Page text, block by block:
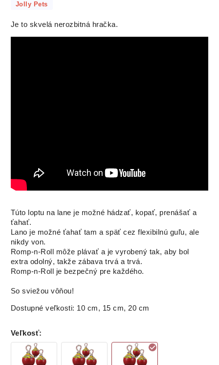
Jolly Pets
Je to skvelá nerozbitná hračka.
Túto loptu na lane je možné hádzať, kopať, prenášať a
ťahať.
Lano je možné ťahať tam a späť cez flexibilnú guľu, ale
nikdy von.
Romp-n-Roll môže plávať a je vyrobený tak, aby bol
extra odolný, takže zábava trvá a trvá.
Romp-n-Roll je bezpečný pre každého.
So sviežou vôňou!
Dostupné veľkosti: 10 cm, 15 cm, 20 cm
Veľkosť: